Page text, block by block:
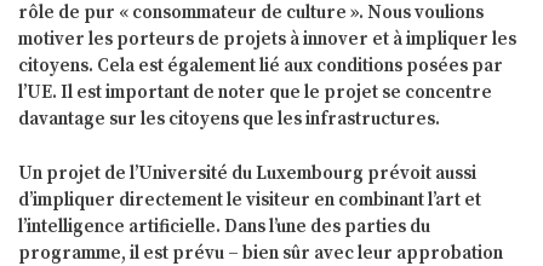
rôle de pur « consommateur de culture ». Nous voulions
motiver les porteurs de projets à innover et à impliquer les
citoyens. Cela est également lié aux conditions posées par
l’UE. Il est important de noter que le projet se concentre
davantage sur les citoyens que les infrastructures.
Un projet de l’Université du Luxembourg prévoit aussi
d’impliquer directement le visiteur en combinant l’art et
l’intelligence artificielle. Dans l’une des parties du
programme, il est prévu – bien sûr avec leur approbation